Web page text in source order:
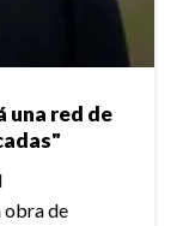
una red de
obra de